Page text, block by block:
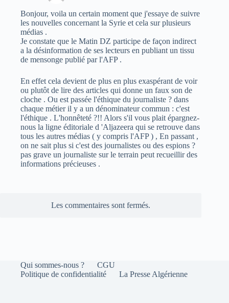
Bonjour, voila un certain moment que j'essaye de suivre
les nouvelles concernant la Syrie et cela sur plusieurs
médias .
Je constate que le Matin DZ participe de façon indirect
a la désinformation de ses lecteurs en publiant un tissu
de mensonge publié par l'AFP .
En effet cela devient de plus en plus exaspérant de voir
ou plutôt de lire des articles qui donne un faux son de
cloche . Ou est passée l'éthique du journaliste ? dans
chaque métier il y a un dénominateur commun : c'est
l'éthique . L'honnêteté ?!! Alors s'il vous plait épargnez-
nous la ligne éditoriale d 'Aljazeera qui se retrouve dans
tous les autres médias ( y compris l'AFP ) , En passant ,
on ne sait plus si c'est des journalistes ou des espions ?
pas grave un journaliste sur le terrain peut recueillir des
informations précieuses .
Les commentaires sont fermés.
Qui sommes-nous ?
CGU
Politique de confidentialité
La Presse Algérienne